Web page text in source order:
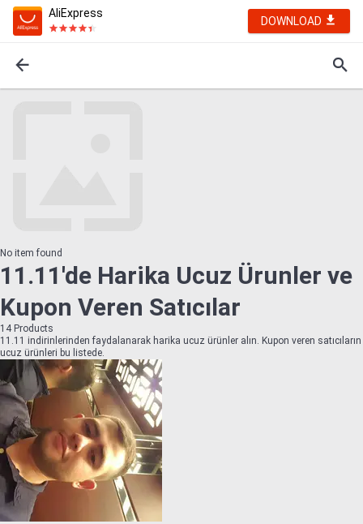
AliExpress
DOWNLOAD
No item found
11.11'de Harika Ucuz Ürunler ve
Kupon Veren Satıcılar
14Products
11.11 indirinlerinden faydalanarak harika ucuz ürünler alın. Kupon veren satıcıların
ucuz ürünleri bu listede.